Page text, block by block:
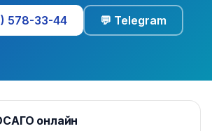
578-33-44 💬 Telegram
онлайн